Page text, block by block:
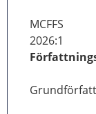
MCFFS
2026:1